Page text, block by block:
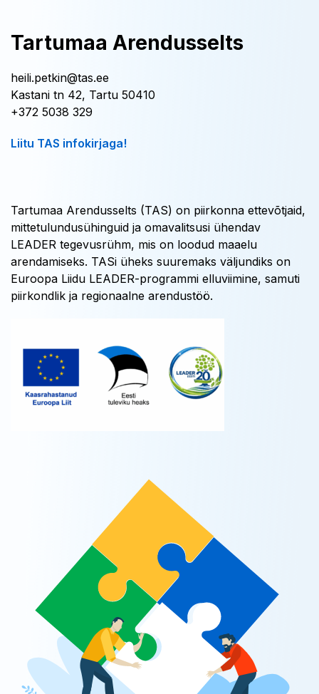
Tartumaa Arendusselts
heili.petkin@tas.ee
Kastani tn 42, Tartu 50410
+372 5038 329
Liitu TAS infokirjaga!
Tartumaa Arendusselts (TAS) on piirkonna ettevõtjaid,
mittetulundusühinguid ja omavalitsusi ühendav
LEADER tegevusrühm, mis on loodud maaelu
arendamiseks. TASi üheks suuremaks väljundiks on
Euroopa Liidu LEADER-programmi elluviimine, samuti
piirkondlik ja regionaalne arendustöö.